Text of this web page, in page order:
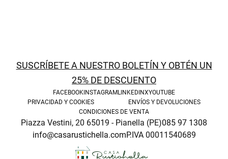
SUSCRÍBETE A NUESTRO BOLETÍN Y OBTÉN UN
25% DE DESCUENTO
FACEBOOKINSTAGRAMLINKEDINXYOUTUBE
PRIVACIDAD Y COOKIES
ENVÍOS Y DEVOLUCIONES
CONDICIONES DE VENTA
Piazza Vestini, 20 65019 - Pianella (PE)085 97 1308
info@casarustichella.comP.IVA 00011540689